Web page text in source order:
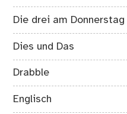
Die drei am Donnerstag
Dies und Das
Drabble
Englisch